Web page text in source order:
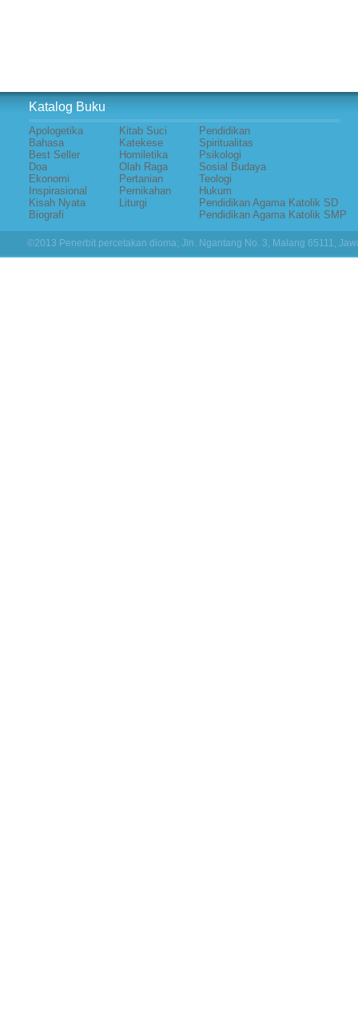
Katalog Buku
Apologetika Kitab Suci
Pendidikan
Bahasa
Katekese
Spiritualitas
Best Seller
Homiletika
Psikologi
Doa
Olah Raga
Sosial Budaya
Ekonomi
Pertanian
Teologi
Inspirasional
Pernikahan
Hukum
Kisah Nyata
Liturgi
Pendidikan Agama Katolik SD
Biografi
Pendidikan Agama Katolik SMP
©2013 Penerbit percetakan dioma; Jln. Ngantang No. 3, Malang 65111,